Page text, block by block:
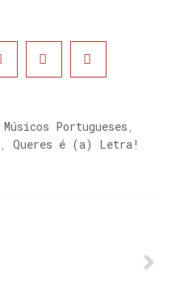
Músicos Portugueses ,
, Queres é (a) Letra!